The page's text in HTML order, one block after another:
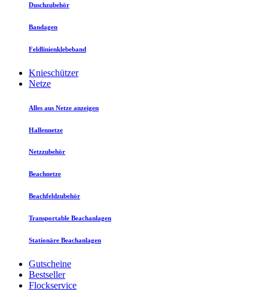
Duschzubehör
Bandagen
Feldlinienklebeband
Knieschützer
Netze
Alles aus Netze anzeigen
Hallennetze
Netzzubehör
Beachnetze
Beachfeldzubehör
Transportable Beachanlagen
Stationäre Beachanlagen
Gutscheine
Bestseller
Flockservice